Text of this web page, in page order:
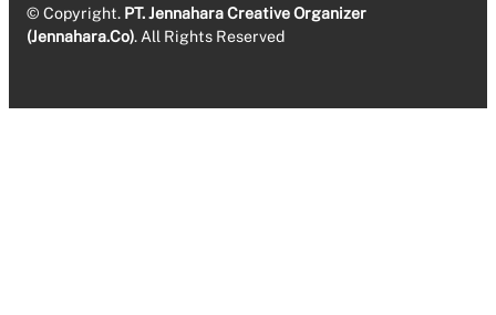
© Copyright. PT. Jennahara Creative Organizer
(Jennahara.Co). All Rights Reserved